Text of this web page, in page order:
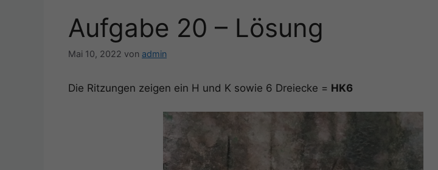
Aufgabe 20 – Lösung
Mai 10, 2022 von admin
Die Ritzungen zeigen ein H und K sowie 6 Dreiecke = HK6